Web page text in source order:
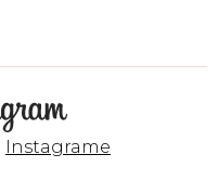
Instagrame